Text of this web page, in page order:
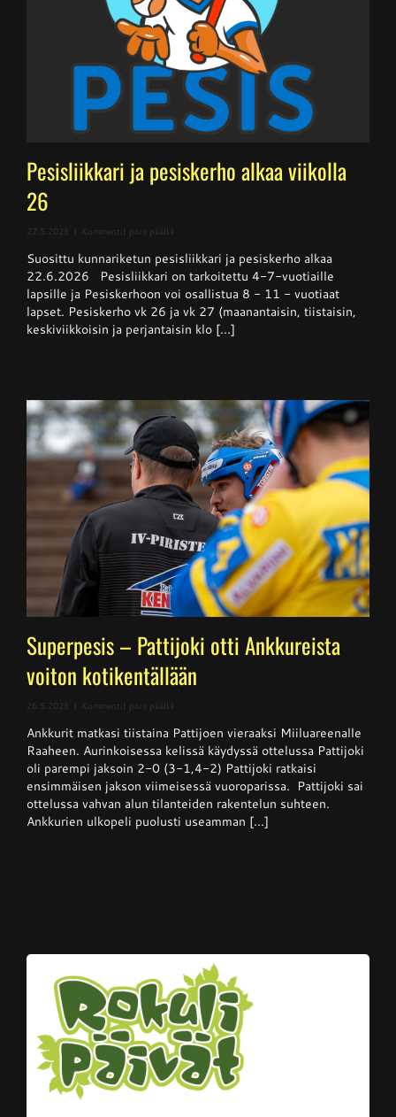
Pesisliikkari ja pesiskerho alkaa viikolla
26
27.5.2026 Kommentit pois päältä
ja
pesiskerho
alkaa
viikolla
26
Suosittu kunnariketun pesisliikkari ja pesiskerho alkaa
22.6.2026 Pesisliikkari on tarkoitettu 4-7-vuotiaille
lapsille ja Pesiskerhoon voi osallistua 8 - 11 - vuotiaat
lapset. Pesiskerho vk 26 ja vk 27 (maanantaisin, tiistaisin,
keskiviikkoisin ja perjantaisin klo [...]
Superpesis – Pattijoki otti Ankkureista
voiton kotikentällään
26.5.2026 Kommentit pois päältä
–
Pattijoki
otti
Ankkureista
voiton
kotikentällään
Ankkurit matkasi tiistaina Pattijoen vieraaksi Miiluareenalle
Raaheen. Aurinkoisessa kelissä käydyssä ottelussa Pattijoki
oli parempi jaksoin 2-0 (3-1,4-2) Pattijoki ratkaisi
ensimmäisen jakson viimeisessä vuoroparissa. Pattijoki sai
ottelussa vahvan alun tilanteiden rakentelun suhteen.
Ankkurien ulkopeli puolusti useamman [...]